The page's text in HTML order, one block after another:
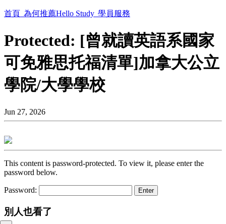
首頁 為何推薦Hello Study 學員服務
Protected: [曾就讀英語系國家
可免雅思托福清單]加拿大公立
學院/大學學校
Jun 27, 2026
This content is password-protected. To view it, please enter the
password below.
Password:
別人也看了